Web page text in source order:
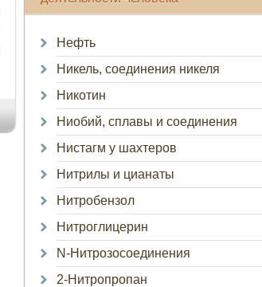
Нефть
Никель, соединения никеля
Никотин
Ниобий, сплавы и соединения
Нистагм у шахтеров
Нитрилы и цианаты
Нитробензол
Нитроглицерин
N-Нитрозосоединения
2-Нитропропан